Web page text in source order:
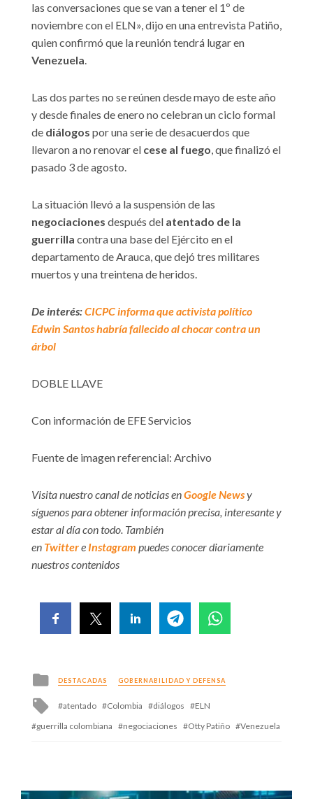
las conversaciones que se van a tener el 1º de
noviembre con el ELN», dijo en una entrevista Patiño,
quien confirmó que la reunión tendrá lugar en
Venezuela.
Las dos partes no se reúnen desde mayo de este año
y desde finales de enero no celebran un ciclo formal
de diálogos por una serie de desacuerdos que
llevaron a no renovar el cese al fuego, que finalizó el
pasado 3 de agosto.
La situación llevó a la suspensión de las
negociaciones después del atentado de la
guerrilla contra una base del Ejército en el
departamento de Arauca, que dejó tres militares
muertos y una treintena de heridos.
De interés:CICPC informa que activista político
Edwin Santos habría fallecido al chocar contra un
árbol
DOBLE LLAVE
Con información de EFE Servicios
Fuente de imagen referencial: Archivo
Visita nuestro canal de noticias enGoogle Newsy
síguenos para obtener información precisa, interesante y
estar al día con todo. También
en Twittere Instagram puedes conocer diariamente
nuestros contenidos
Posted
in
DESTACADAS GOBERNABILIDAD Y DEFENSA
Tagged
atentado Colombia diálogos
ELN
guerrilla colombiana
negociaciones Otty Patiño Venezuela